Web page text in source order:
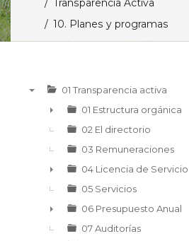
Transparencia Activa
10. Planes y programas
01 Transparencia activa
►
01 Estructura orgánica
02 El directorio
03 Remuneraciones
►
04 Licencia de Servicio
05 Servicios
►
06 Presupuesto Anual
07 Auditorías